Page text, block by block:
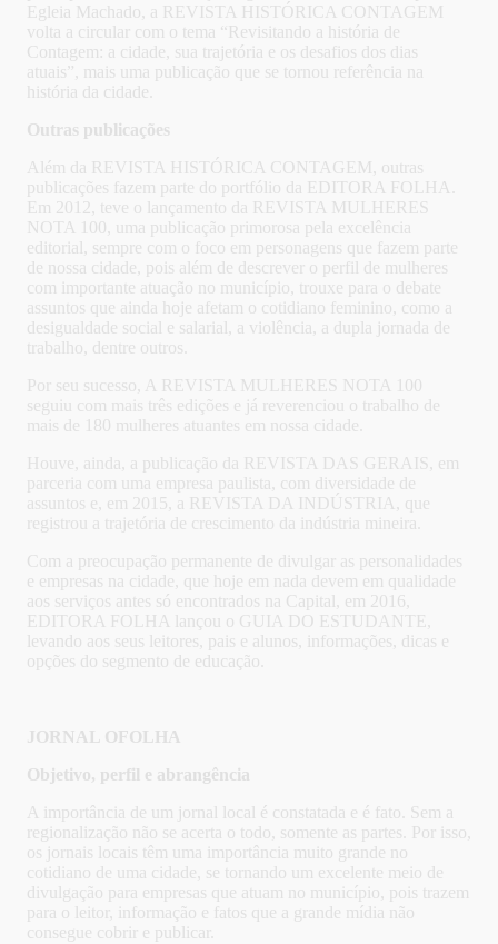
Egleia Machado, a REVISTA HISTÓRICA CONTAGEM
volta a circular com o tema “Revisitando a história de
Contagem: a cidade, sua trajetória e os desafios dos dias
atuais”, mais uma publicação que se tornou referência na
história da cidade.
Outras publicações
Além da REVISTA HISTÓRICA CONTAGEM, outras
publicações fazem parte do portfólio da EDITORA FOLHA.
Em 2012, teve o lançamento da REVISTA MULHERES
NOTA 100, uma publicação primorosa pela excelência
editorial, sempre com o foco em personagens que fazem parte
de nossa cidade, pois além de descrever o perfil de mulheres
com importante atuação no município, trouxe para o debate
assuntos que ainda hoje afetam o cotidiano feminino, como a
desigualdade social e salarial, a violência, a dupla jornada de
trabalho, dentre outros.
Por seu sucesso, A REVISTA MULHERES NOTA 100
seguiu com mais três edições e já reverenciou o trabalho de
mais de 180 mulheres atuantes em nossa cidade.
Houve, ainda, a publicação da REVISTA DAS GERAIS, em
parceria com uma empresa paulista, com diversidade de
assuntos e, em 2015, a REVISTA DA INDÚSTRIA, que
registrou a trajetória de crescimento da indústria mineira.
Com a preocupação permanente de divulgar as personalidades
e empresas na cidade, que hoje em nada devem em qualidade
aos serviços antes só encontrados na Capital, em 2016,
EDITORA FOLHA lançou o GUIA DO ESTUDANTE,
levando aos seus leitores, pais e alunos, informações, dicas e
opções do segmento de educação.
JORNAL OFOLHA
Objetivo, perfil e abrangência
A importância de um jornal local é constatada e é fato. Sem a
regionalização não se acerta o todo, somente as partes. Por isso,
os jornais locais têm uma importância muito grande no
cotidiano de uma cidade, se tornando um excelente meio de
divulgação para empresas que atuam no município, pois trazem
para o leitor, informação e fatos que a grande mídia não
consegue cobrir e publicar.